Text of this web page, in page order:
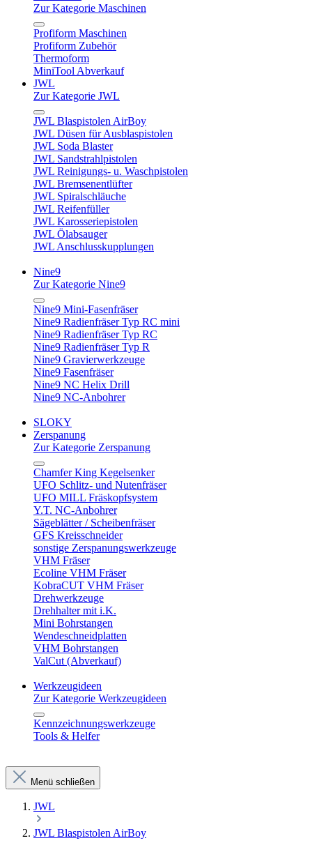
Zur Kategorie Maschinen
Profiform Maschinen
Profiform Zubehör
Thermoform
MiniTool Abverkauf
JWL
Zur Kategorie JWL
JWL Blaspistolen AirBoy
JWL Düsen für Ausblaspistolen
JWL Soda Blaster
JWL Sandstrahlpistolen
JWL Reinigungs- u. Waschpistolen
JWL Bremsenentlüfter
JWL Spiralschläuche
JWL Reifenfüller
JWL Karosseriepistolen
JWL Ölabsauger
JWL Anschlusskupplungen
Nine9
Zur Kategorie Nine9
Nine9 Mini-Fasenfräser
Nine9 Radienfräser Typ RC mini
Nine9 Radienfräser Typ RC
Nine9 Radienfräser Typ R
Nine9 Gravierwerkzeuge
Nine9 Fasenfräser
Nine9 NC Helix Drill
Nine9 NC-Anbohrer
SLOKY
Zerspanung
Zur Kategorie Zerspanung
Chamfer King Kegelsenker
UFO Schlitz- und Nutenfräser
UFO MILL Fräskopfsystem
Y.T. NC-Anbohrer
Sägeblätter / Scheibenfräser
GFS Kreisschneider
sonstige Zerspanungswerkzeuge
VHM Fräser
Ecoline VHM Fräser
KobraCUT VHM Fräser
Drehwerkzeuge
Drehhalter mit i.K.
Mini Bohrstangen
Wendeschneidplatten
VHM Bohrstangen
ValCut (Abverkauf)
Werkzeugideen
Zur Kategorie Werkzeugideen
Kennzeichnungswerkzeuge
Tools & Helfer
Menü schließen
JWL
JWL Blaspistolen AirBoy